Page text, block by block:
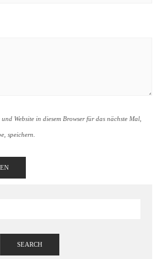
Website in diesem Browser für das nächste Mal,
speichern.
SEARCH